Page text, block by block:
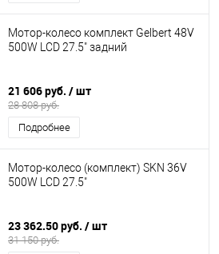
Мотор-колесо комплект Gelbert 48V
500W LCD 27.5" задний
21 606 руб. / шт
28 808 руб.
Подробнее
Мотор-колесо (комплект) SKN 36V
500W LCD 27.5"
23 362.50 руб. / шт
31 150 руб.